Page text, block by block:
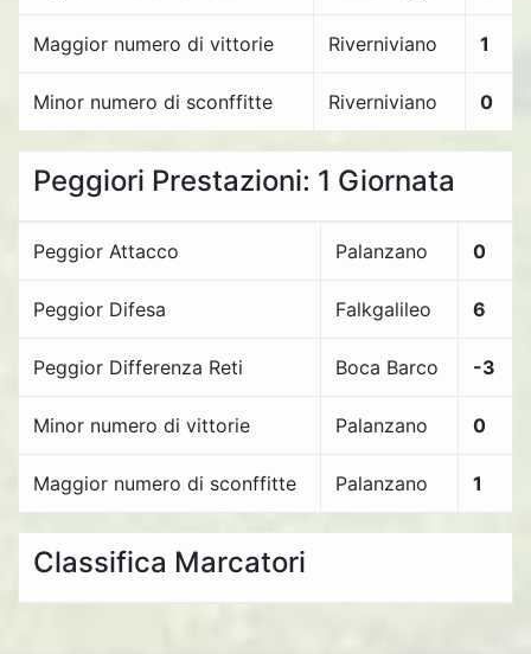
Maggior numero di vittorie Riverniviano 1
Minor numero di sconffitte Riverniviano 0
Peggiori Prestazioni: 1 Giornata
Peggior Attacco Palanzano 0
Peggior Difesa Falkgalileo 6
Peggior Differenza Reti Boca Barco -3
Minor numero di vittorie Palanzano 0
Maggior numero di sconffitte Palanzano 1
Classifica Marcatori